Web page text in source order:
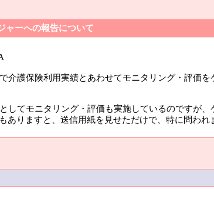
ャーへの報告について
介護保険利用実績とあわせてモニタリング・評価を
してモニタリング・評価も実施しているのですが
ありますと、送信用紙を見せただけで、特に問われ